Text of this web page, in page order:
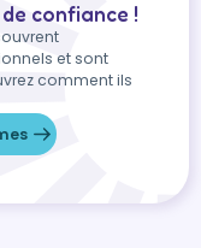
confiance !
et sont
comment ils